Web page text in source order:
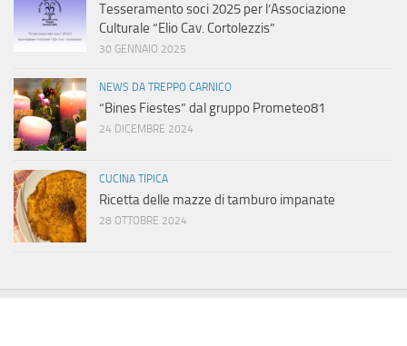
Tesseramento soci 2025 per l’Associazione
Culturale “Elio Cav. Cortolezzis”
30 GENNAIO 2025
NEWS DA TREPPO CARNICO
“Bines Fiestes” dal gruppo Prometeo81
24 DICEMBRE 2024
CUCINA TIPICA
Ricetta delle mazze di tamburo impanate
28 OTTOBRE 2024